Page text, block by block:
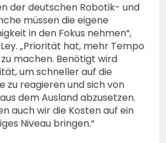
der deutschen Robotik- und
müssen die eigene
in den Fokus nehmen“,
„Priorität hat, mehr Tempo
machen. Benötigt wird
um schneller auf die
zu reagieren und sich von
dem Ausland abzusetzen.
auch wir die Kosten auf ein
Niveau bringen.“